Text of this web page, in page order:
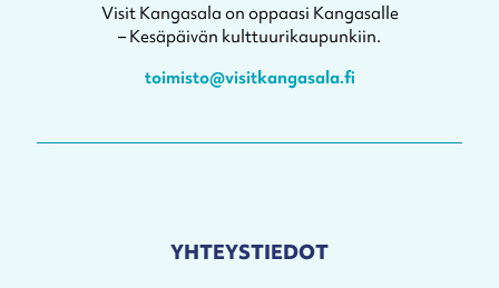
Visit Kangasala on oppaasi Kangasalle
– Kesäpäivän kulttuurikaupunkiin.
toimisto@visitkangasala.fi
YHTEYSTIEDOT